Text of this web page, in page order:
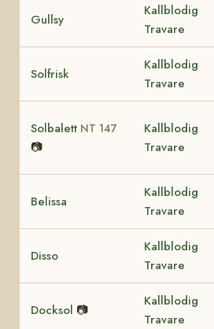
Gullsy
Kallblodig
Travare
Solfrisk
Kallblodig
Travare
Solbalett NT 147
📷
Kallblodig
Travare
Belissa
Kallblodig
Travare
Disso
Kallblodig
Travare
Docksol 📷
Kallblodig
Travare